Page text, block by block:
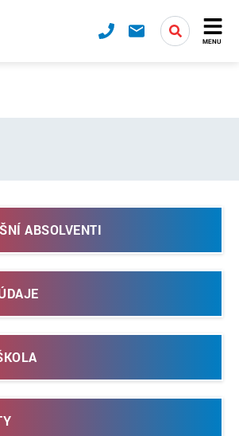
MENU
ABSOLVENTI